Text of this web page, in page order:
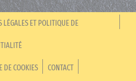
LÉGALES ET POLITIQUE DE
DE COOKIES CONTACT